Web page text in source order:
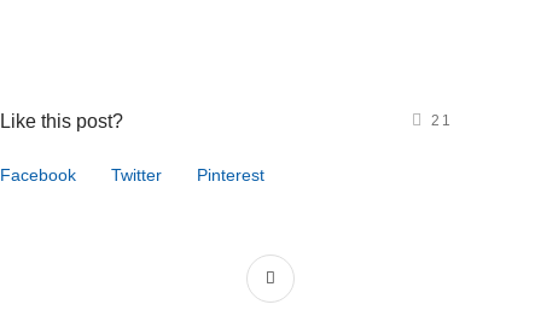
Like this post?
Facebook Twitter Pinterest
21